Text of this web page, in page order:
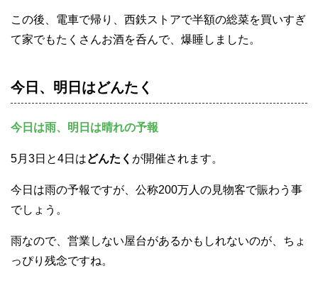
この後、電車で帰り、西鉄ストアで半額の総菜を買いすぎ
て家でもたくさんお酒を呑んで、爆睡しました。
今日、明日はどんたく
今日は雨、明日は晴れの予報
5月3日と4日はどんたく が開催されます。
今日は雨の予報ですが、公称200万人の見物客で賑わう事
でしょう。
雨なので、営業しない屋台があるかもしれないのが、ちょ
っぴり残念ですね。